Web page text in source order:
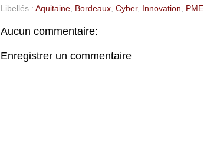
Libellés : Aquitaine, Bordeaux, Cyber, Innovation, PME
Aucun commentaire:
Enregistrer un commentaire